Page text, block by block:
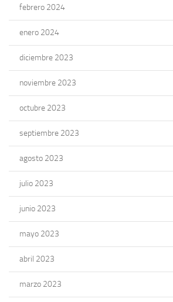
febrero 2024
enero 2024
diciembre 2023
noviembre 2023
octubre 2023
septiembre 2023
agosto 2023
julio 2023
junio 2023
mayo 2023
abril 2023
marzo 2023